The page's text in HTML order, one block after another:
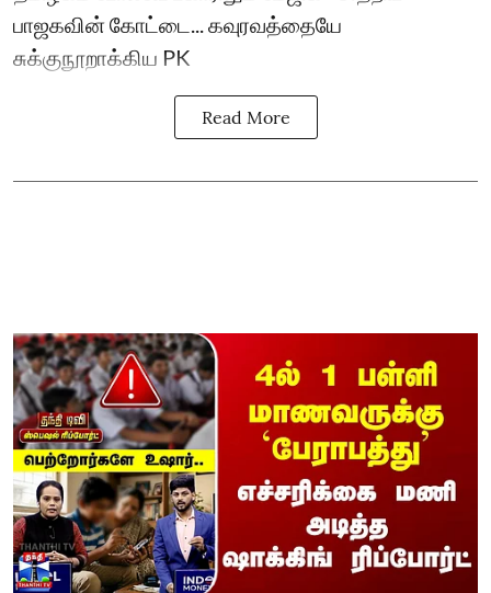
பாஜகவின் கோட்டை... கவுரவத்தையே
சுக்குநூறாக்கிய PK
Read More